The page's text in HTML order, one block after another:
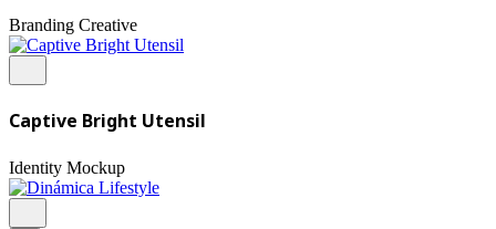
Branding Creative
Captive Bright Utensil
Identity Mockup